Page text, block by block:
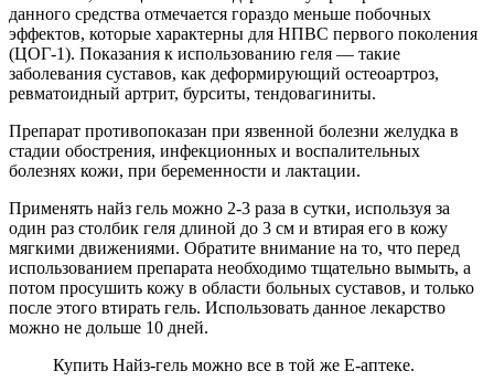
данного средства отмечается гораздо меньше побочных
эффектов, которые характерны для НПВС первого поколения
(ЦОГ-1). Показания к использованию геля — такие
заболевания суставов, как деформирующий остеоартроз,
ревматоидный артрит, бурситы, тендовагиниты.
Препарат противопоказан при язвенной болезни желудка в
стадии обострения, инфекционных и воспалительных
болезнях кожи, при беременности и лактации.
Применять найз гель можно 2-3 раза в сутки, используя за
один раз столбик геля длиной до 3 см и втирая его в кожу
мягкими движениями. Обратите внимание на то, что перед
использованием препарата необходимо тщательно вымыть, а
потом просушить кожу в области больных суставов, и только
после этого втирать гель. Использовать данное лекарство
можно не дольше 10 дней.
Купить Найз-гель можно все в той же Е-аптеке.